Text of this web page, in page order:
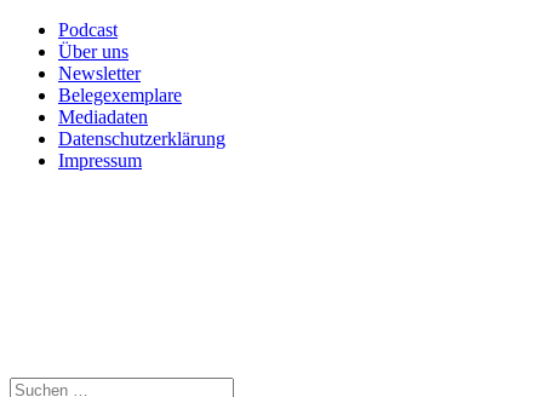
Podcast
Über uns
Newsletter
Belegexemplare
Mediadaten
Datenschutzerklärung
Impressum